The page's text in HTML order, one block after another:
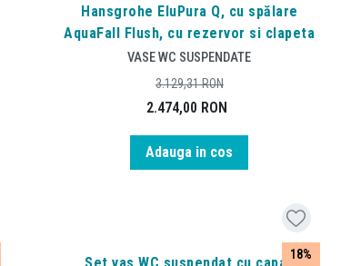
Hansgrohe EluPura Q, cu spălare
AquaFall Flush, cu rezervor si clapeta
VASE WC SUSPENDATE
2.474,00 RON
3.129,31RON
Adauga in cos
18%
Set vas WC suspendat cu capac